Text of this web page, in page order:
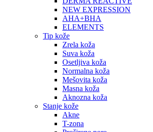
NEW EXPRESSION
AHA+BHA
ELEMENTS
Tip kože
Zrela koža
Suva koža
Osetljiva koža
Normalna koža
Mešovita koža
Masna koža
Aknozna koža
Stanje kože
Akne
T-zona